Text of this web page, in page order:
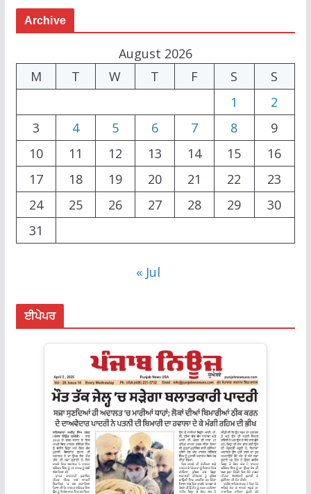
Archive
August 2026
M
T W T F S
S
1
2
3
4 5 6 7 8
9
10
11 12 13 14 15
16
17
18 19 20 21 22
23
24
25 26 27 28 29
30
31
« Jul
ਈਪੇਪਰ